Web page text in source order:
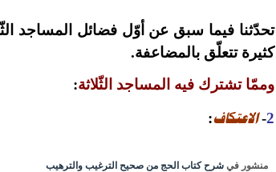
تحدّثنا فيما سبق عن أوّل فضائل المساجد
كثيرة تتعلّق بالمضاعفة.
وممّا تشترك فيه المساجد الثّلاثة:
2
-الاعتكاف:
منشور في شرح كتاب الحج من صحيح الترغيب والترهيب